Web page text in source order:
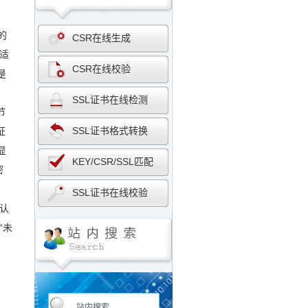
未
CSR在线生成
CSR在线校验
SSL证书在线检测
SSL证书格式转换
KEY/CSR/SSL匹配
SSL证书在线校验